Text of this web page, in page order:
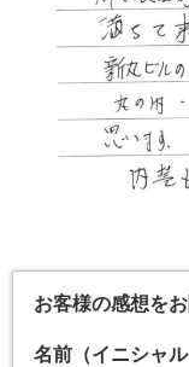
お客様の感想を
名前（イニシャ